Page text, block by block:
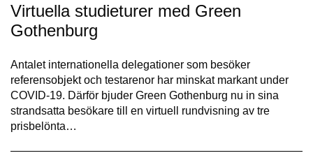
Virtuella studieturer med Green
Gothenburg
Antalet internationella delegationer som besöker
referensobjekt och testarenor har minskat markant under
COVID-19. Därför bjuder Green Gothenburg nu in sina
strandsatta besökare till en virtuell rundvisning av tre
prisbelönta…